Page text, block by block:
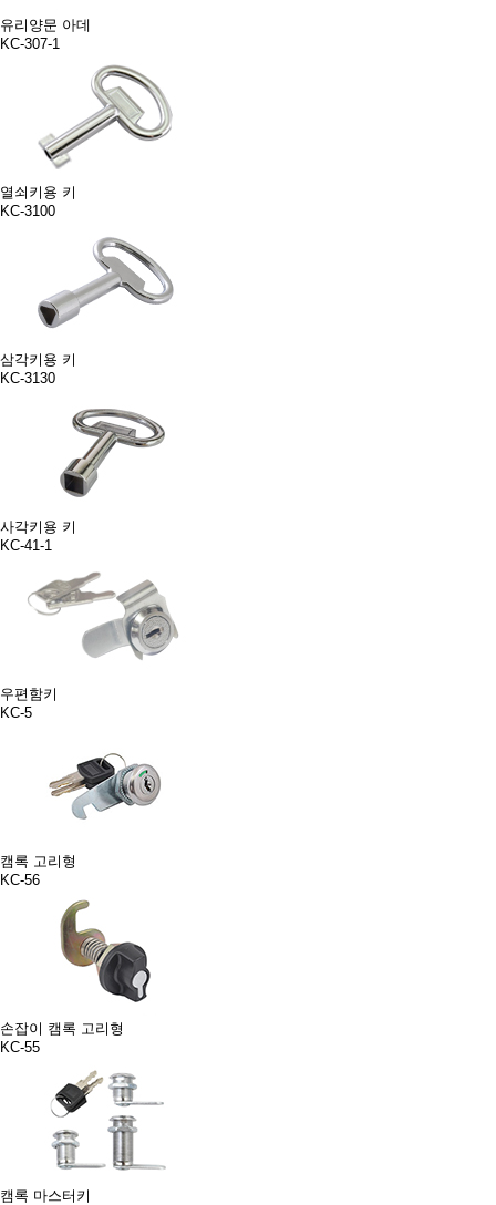
유리양문 아데
KC-307-1
열쇠키용 키
KC-3100
삼각키용 키
KC-3130
사각키용 키
KC-41-1
우편함키
KC-5
캠록 고리형
KC-56
손잡이 캠록 고리형
KC-55
캠록 마스터키